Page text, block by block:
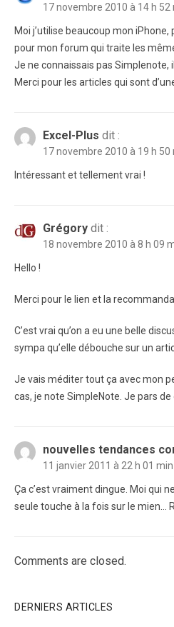
17 novembre 2010 à 14 h 52
Moi j’utilise beaucoup mon
pour mon forum qui traite les
Je ne connaissais pas Simplenote,
Merci pour les articles qui sont
Excel-Plus dit :
17 novembre 2010 à 19 h 50
Intéressant et tellement vrai !
Grégory dit :
18 novembre 2010 à 8 h 09
Hello !
Merci pour le lien et la
C’est vrai qu’on a eu une belle
sympa qu’elle débouche sur un
Je vais méditer tout ça avec mon
cas, je note SimpleNote. Je pars de
nouvelles tendances
11 janvier 2011 à 22 h 01 min
Ça c’est vraiment dingue. Moi qui
seule touche à la fois sur le mien…
Comments are closed.
DERNIERS ARTICLES